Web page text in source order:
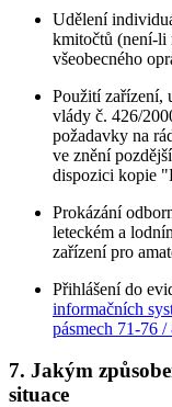
Udělení
kmitočtů (není-li
všeobecného
Použití zařízení,
vlády č. 426/
požadavky na
ve znění
dispozici kopie
Prokázání
leteckém a
zařízení pro
Přihlášení do
informačních
pásmech 71-76
7. Jakým
situace